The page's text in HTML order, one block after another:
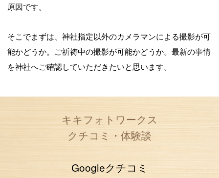
原因です。
そこでまずは、神社指定以外のカメラマンによる撮影が可
能かどうか。 ご祈祷中の撮影が可能かどうか。 最新の事情
を神社へご確認していただきたいと思います。
キキフォトワークス
クチコミ・体験談
Googleクチコミ